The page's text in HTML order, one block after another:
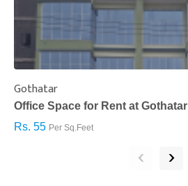
Gothatar
Office Space for Rent at Gothatar
Rs. 55 Per Sq.Feet
‹ ›